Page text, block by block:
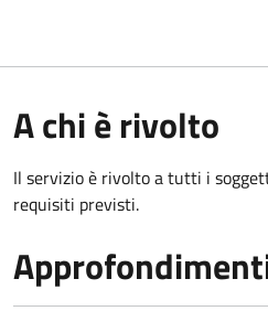
A chi è rivolto
Il servizio è rivolto a tutti i
requisiti previsti.